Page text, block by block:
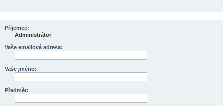
Příjemce:
Administrátor
Vaše emailová adresa:
Vaše jméno:
Předmět: